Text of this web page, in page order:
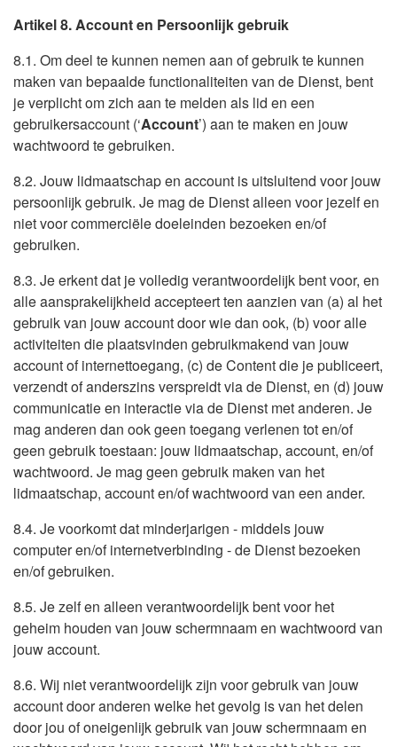
Artikel 8. Account en Persoonlijk gebruik
8.1. Om deel te kunnen nemen aan of gebruik te kunnen
maken van bepaalde functionaliteiten van de Dienst, bent
je verplicht om zich aan te melden als lid en een
gebruikersaccount (‘Account’) aan te maken en jouw
wachtwoord te gebruiken.
8.2. Jouw lidmaatschap en account is uitsluitend voor jouw
persoonlijk gebruik. Je mag de Dienst alleen voor jezelf en
niet voor commerciële doeleinden bezoeken en/of
gebruiken.
8.3. Je erkent dat je volledig verantwoordelijk bent voor, en
alle aansprakelijkheid accepteert ten aanzien van (a) al het
gebruik van jouw account door wie dan ook, (b) voor alle
activiteiten die plaatsvinden gebruikmakend van jouw
account of internettoegang, (c) de Content die je publiceert,
verzendt of anderszins verspreidt via de Dienst, en (d) jouw
communicatie en interactie via de Dienst met anderen. Je
mag anderen dan ook geen toegang verlenen tot en/of
geen gebruik toestaan: jouw lidmaatschap, account, en/of
wachtwoord. Je mag geen gebruik maken van het
lidmaatschap, account en/of wachtwoord van een ander.
8.4. Je voorkomt dat minderjarigen - middels jouw
computer en/of internetverbinding - de Dienst bezoeken
en/of gebruiken.
8.5. Je zelf en alleen verantwoordelijk bent voor het
geheim houden van jouw schermnaam en wachtwoord van
jouw account.
8.6. Wij niet verantwoordelijk zijn voor gebruik van jouw
account door anderen welke het gevolg is van het delen
door jou of oneigenlijk gebruik van jouw schermnaam en